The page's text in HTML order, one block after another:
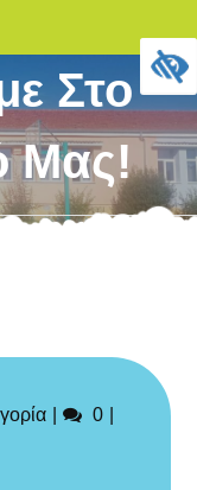
Στο
Μας!
Σχόλια
0